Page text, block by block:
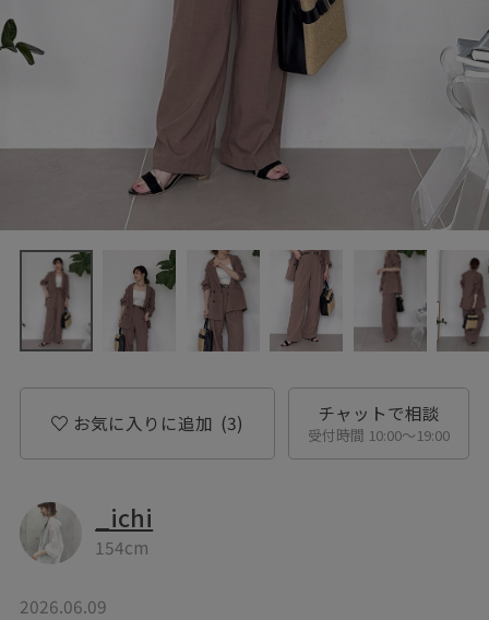
お気に入りに追加 (3) チャットで相談
受付時間 10:00〜19:00
_ichi
154cm
2026.06.09